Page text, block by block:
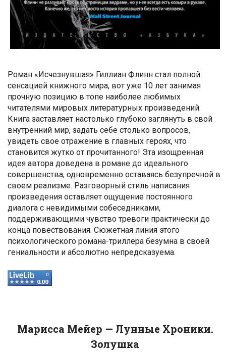
Роман «Исчезнувшая» Гиллиан Флинн стал полной
сенсацией книжного мира, вот уже 10 лет занимая
прочную позицию в топе наиболее любимых
читателями мировых литературных произведений.
Книга заставляет настолько глубоко заглянуть в свой
внутренний мир, задать себе столько вопросов,
увидеть свое отражение в главных героях, что
становится жутко от прочитанного! Эта изощренная
идея автора доведена в романе до идеального
совершенства, одновременно оставаясь безупречной в
своем реализме. Разговорный стиль написания
произведения оставляет ощущение постоянного
диалога с невидимыми собеседниками,
поддерживающими чувство тревоги практически до
конца повествования. Сюжетная линия этого
психологического романа-триллера безумна в своей
гениальности и абсолютно непредсказуема.
Марисса Мейер — Лунные Хроники.
Золушка